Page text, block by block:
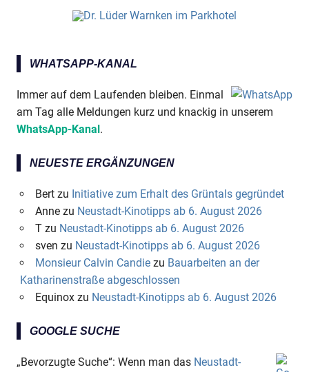
WHATSAPP-KANAL
Immer auf dem Laufenden bleiben. Einmal
am Tag alle Meldungen kurz und knackig in unserem
WhatsApp-Kanal.
NEUESTE ERGÄNZUNGEN
Bertzu Initiative zum Erhalt des Grüntals gegründet
Annezu Neustadt-Kinotipps ab 6. August 2026
Tzu Neustadt-Kinotipps ab 6. August 2026
sven zu Neustadt-Kinotipps ab 6. August 2026
Monsieur Calvin Candiezu Bauarbeiten an der
Katharinenstraße abgeschlossen
Equinoxzu Neustadt-Kinotipps ab 6. August 2026
GOOGLE SUCHE
„Bevorzugte Suche“: Wenn man das Neustadt-